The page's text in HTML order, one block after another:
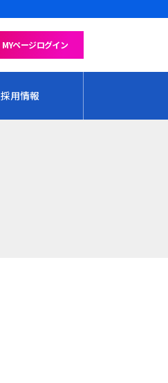
MYページログイン
採用情報